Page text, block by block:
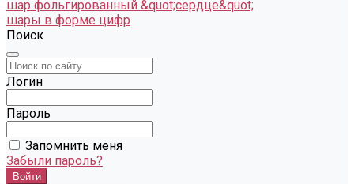
шар фольгированный &quot;сердце&quot;
шары в форме цифр
Поиск
Логин
Пароль
Запомнить меня
Забыли пароль?